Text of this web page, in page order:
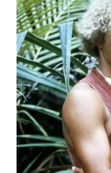
WAHANA
Wahana
Network
KONSUMEN
LISTRIK
MASYARAKAT
KELISTRIKAN